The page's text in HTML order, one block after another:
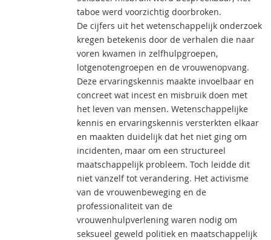
taboe werd voorzichtig doorbroken.
De cijfers uit het wetenschappelijk onderzoek
kregen betekenis door de verhalen die naar
voren kwamen in zelfhulpgroepen,
lotgenotengroepen en de vrouwenopvang.
Deze ervaringskennis maakte invoelbaar en
concreet wat incest en misbruik doen met
het leven van mensen. Wetenschappelijke
kennis en ervaringskennis versterkten elkaar
en maakten duidelijk dat het niet ging om
incidenten, maar om een structureel
maatschappelijk probleem. Toch leidde dit
niet vanzelf tot verandering. Het activisme
van de vrouwenbeweging en de
professionaliteit van de
vrouwenhulpverlening waren nodig om
seksueel geweld politiek en maatschappelijk